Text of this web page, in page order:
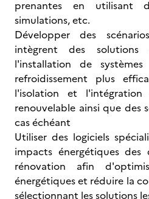
prenantes en utilisant
simulations, etc.
Développer des
intègrent des solutions
l'installation de
refroidissement plus
l'isolation et l'intégration
renouvelable ainsi que des
cas échéant
Utiliser des logiciels
impacts énergétiques
rénovation afin
énergétiques et réduire la
sélectionnant les solutions